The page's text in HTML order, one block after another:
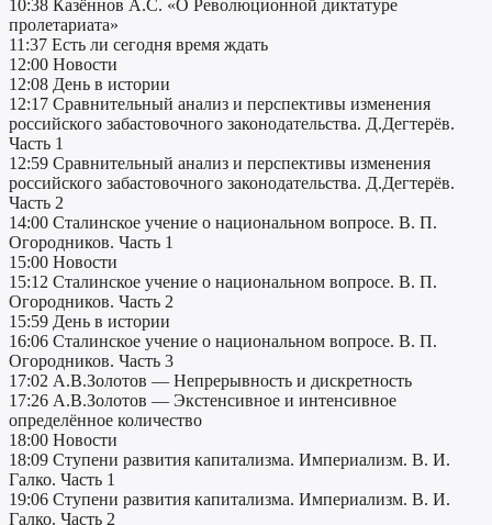
10:38 Казённов А.С. «О Революционной диктатуре
пролетариата»
11:37 Есть ли сегодня время ждать
12:00 Новости
12:08 День в истории
12:17 Сравнительный анализ и перспективы изменения
российского забастовочного законодательства. Д.Дегтерёв.
Часть 1
12:59 Сравнительный анализ и перспективы изменения
российского забастовочного законодательства. Д.Дегтерёв.
Часть 2
14:00 Сталинское учение о национальном вопросе. В. П.
Огородников. Часть 1
15:00 Новости
15:12 Сталинское учение о национальном вопросе. В. П.
Огородников. Часть 2
15:59 День в истории
16:06 Сталинское учение о национальном вопросе. В. П.
Огородников. Часть 3
17:02 А.В.Золотов — Непрерывность и дискретность
17:26 А.В.Золотов — Экстенсивное и интенсивное
определённое количество
18:00 Новости
18:09 Ступени развития капитализма. Империализм. В. И.
Галко. Часть 1
19:06 Ступени развития капитализма. Империализм. В. И.
Галко. Часть 2